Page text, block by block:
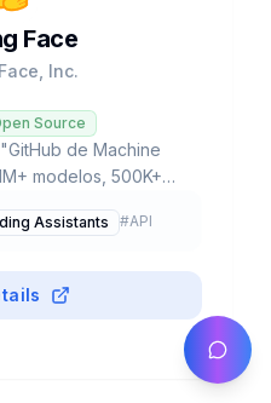
Face
Inc.
Source
de Machine
modelos, 500K+
valuación, ~$130M
Assistants #API